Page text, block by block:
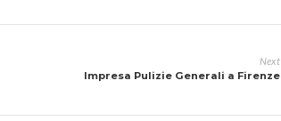
Next
Impresa Pulizie Generali a Firenze